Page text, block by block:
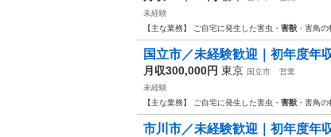
未経験
【主な業務】 ご自宅に発生した害虫・ 害獣 ・害鳥
国立市／未経験歓迎｜初年度年
月収300,000円 東京 国立市
営業
未経験
【主な業務】 ご自宅に発生した害虫・ 害獣 ・害鳥
市川市／未経験歓迎｜初年度年